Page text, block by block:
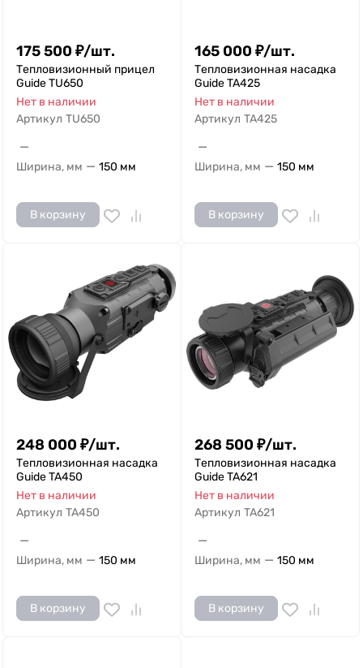
175 500 ₽/шт.
Тепловизионный прицел
Guide TU650
Нет в наличии
Артикул TU650
—
Ширина, мм — 150 мм
В корзину
165 000 ₽/шт.
Тепловизионная насадка
Guide TA425
Нет в наличии
Артикул TA425
—
Ширина, мм — 150 мм
В корзину
248 000 ₽/шт.
Тепловизионная насадка
Guide TA450
Нет в наличии
Артикул TA450
—
Ширина, мм — 150 мм
В корзину
268 500 ₽/шт.
Тепловизионная насадка
Guide TA621
Нет в наличии
Артикул TA621
—
Ширина, мм — 150 мм
В корзину